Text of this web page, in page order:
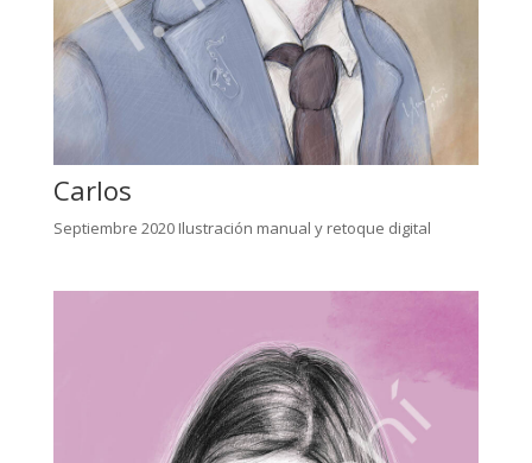
Carlos
Septiembre 2020 Ilustración manual y retoque digital